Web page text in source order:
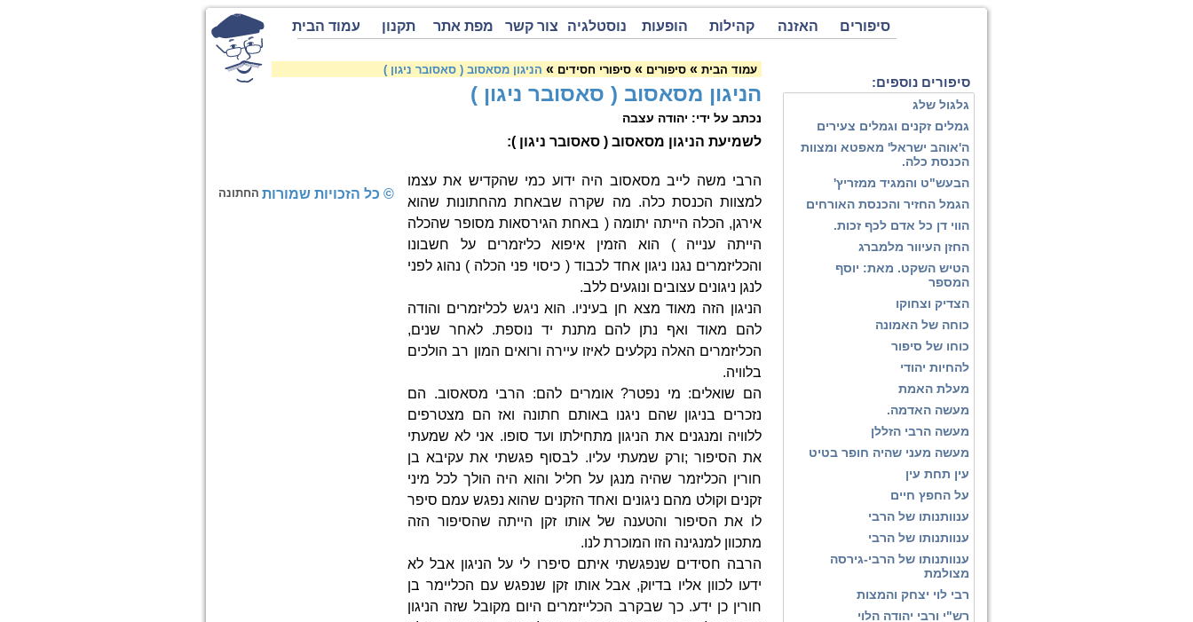
סיפורים האזנה קהילות הופעות נוסטלגיה צור קשר מפת אתר תקנון עמוד הבית
סיפורים נוספים:
גלגול שלג
גמלים זקנים וגמלים צעירים
ה'אוהב ישראל' מאפטא ומצוות
הכנסת כלה.
הבעש"ט והמגיד ממזריץ'
הגמל החזיר והכנסת האורחים
הווי דן כל אדם לכף זכות.
החזן העיוור מלמברג
הטיש השקט. מאת: יוסף
המספר
הצדיק וצחוקו
כוחה של האמונה
כוחו של סיפור
להחיות יהודי
מעלת האמת
מעשה האדמה.
מעשה הרבי הזללן
מעשה מעני שהיה חופר בטיט
עין תחת עין
על החפץ חיים
ענוותנותו של הרבי
ענוותנותו של הרבי
ענוותנותו של הרבי-גירסה
מצולמת
רבי לוי יצחק והמצות
רש"י ורבי יהודה הלוי
עמוד הבית » סיפורים » סיפורי חסידים » הניגון מסאסוב ( סאסובר ניגון )
הניגון מסאסוב ( סאסובר ניגון )
נכתב על ידי: יהודה עצבה
לשמיעת הניגון מסאסוב ( סאסובר ניגון ):
הרבי משה לייב מסאסוב היה ידוע כמי שהקדיש את עצמו
למצוות הכנסת כלה. מה שקרה שבאחת מהחתונות שהוא
אירגן, הכלה הייתה יתומה ( באחת הגירסאות מסופר שהכלה
הייתה ענייה ) הוא הזמין איפוא כליזמרים על חשבונו
והכליזמרים נגנו ניגון אחד לכבוד ( כיסוי פני הכלה ) נהוג לפני
לנגן ניגונים עצובים ונוגעים ללב.
הניגון הזה מאוד מצא חן בעיניו. הוא ניגש לכליזמרים והודה
להם מאוד ואף נתן להם מתנת יד נוספת. לאחר שנים,
הכליזמרים האלה נקלעים לאיזו עיירה ורואים המון רב הולכים
בלוויה.
הם שואלים: מי נפטר? אומרים להם: הרבי מסאסוב. הם
נזכרים בניגון שהם ניגנו באותם חתונה ואז הם מצטרפים
ללוויה ומנגנים את הניגון מתחילתו ועד סופו. אני לא שמעתי
את הסיפור ;ורק שמעתי עליו. לבסוף פגשתי את עקיבא בן
חורין הכליזמר שהיה מנגן על חליל והוא היה הולך לכל מיני
זקנים וקולט מהם ניגונים ואחד הזקנים שהוא נפגש עמם סיפר
לו את הסיפור והטענה של אותו זקן הייתה שהסיפור הזה
מתכוון למנגינה הזו המוכרת לנו.
הרבה חסידים שנפגשתי איתם סיפרו לי על הניגון אבל לא
ידעו לכוון אליו בדיוק, אבל אותו זקן שנפגש עם הכליימר בן
חורין כן ידע. כך שבקרב הכלייזמרים היום מקובל שזה הניגון
החתונה © כל הזכויות שמורות